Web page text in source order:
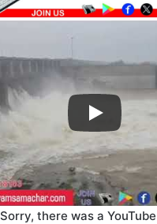
Sorry, there was a